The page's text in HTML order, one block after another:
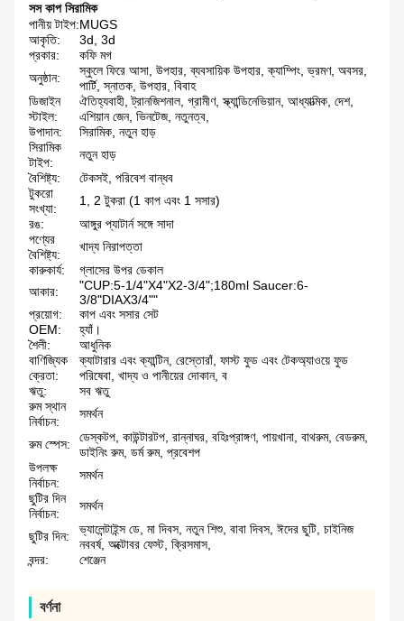
সস কাপ সিরামিক
পানীয় টাইপ:MUGS
আকৃতি:
3d, 3d
প্রকার:
কফি মগ
অনুষ্ঠান:
স্কুলে ফিরে আসা, উপহার, ব্যবসায়িক উপহার, ক্যাম্পিং, ভ্রমণ, অবসর,
পার্টি, স্নাতক, উপহার, বিবাহ
ডিজাইন
স্টাইল:
ঐতিহ্যবাহী, ট্রানজিশনাল, গ্রামীণ, স্ক্যান্ডিনেভিয়ান, আধ্যাত্মিক, দেশ,
এশিয়ান জেন, ভিনটেজ, নতুনত্ব,
উপাদান:
সিরামিক, নতুন হাড়
সিরামিক
টাইপ:
নতুন হাড়
বৈশিষ্ট্য:
টেকসই, পরিবেশ বান্ধব
টুকরো
সংখ্যা:
1, 2 টুকরা (1 কাপ এবং 1 সসার)
রঙ:
আঙ্গুর প্যাটার্ন সঙ্গে সাদা
পণ্যের
বৈশিষ্ট্য:
খাদ্য নিরাপত্তা
কারুকার্য:
গ্লাসের উপর ডেকাল
আকার:
"CUP:5-1/4"X4"X2-3/4";180ml Saucer:6-
3/8"DIAX3/4""
প্রয়োগ:
কাপ এবং সসার সেট
OEM:
হ্যাঁ।
শৈলী:
আধুনিক
বাণিজ্যিক
ক্রেতা:
ক্যাটারার এবং ক্যান্টিন, রেস্তোরাঁ, ফাস্ট ফুড এবং টেকঅ্যাওয়ে ফুড
পরিষেবা, খাদ্য ও পানীয়ের দোকান, ব
ঋতু:
সব ঋতু
রুম স্থান
নির্বাচন:
সমর্থন
রুম স্পেস:
ডেস্কটপ, কাউন্টারটপ, রান্নাঘর, বহিঃপ্রাঙ্গণ, পায়খানা, বাথরুম, বেডরুম,
ডাইনিং রুম, ডর্ম রুম, প্রবেশপ
উপলক্ষ
নির্বাচন:
সমর্থন
ছুটির দিন
নির্বাচন:
সমর্থন
ছুটির দিন:
ভ্যালেন্টাইন্স ডে, মা দিবস, নতুন শিশু, বাবা দিবস, ঈদের ছুটি, চাইনিজ
নববর্ষ, অক্টোবর ফেস্ট, ক্রিসমাস,
বন্দর:
শেঞ্জেন
বর্ণনা